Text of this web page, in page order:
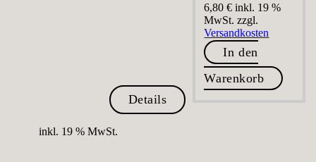
Details
6,80€ inkl. 19 %
MwSt. zzgl.
Versandkosten
In den
Warenkorb
inkl. 19 % MwSt.